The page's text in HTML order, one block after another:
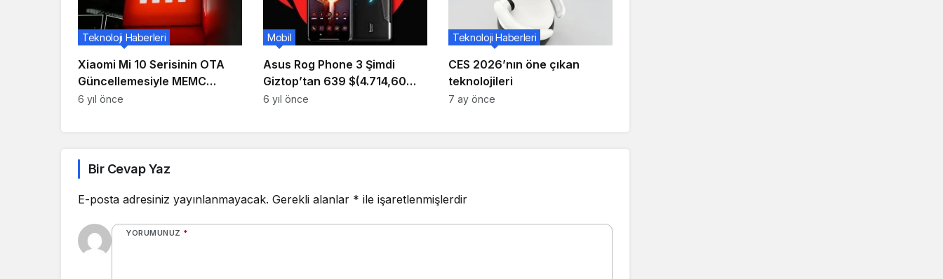
Xiaomi Mi 10 Serisinin OTA
Güncellemesiyle MEMC
Desteği Alması Muhtemel
Teknoloji Haberleri
6 yıl önce
Asus Rog Phone 3 Şimdi
Giztop’tan 639 $(4.714,60
Türk Lirası)
Mobil
6 yıl önce
CES 2026’nın öne çıkan
teknolojileri
Teknoloji Haberleri
7 ay önce
Bir Cevap Yaz
E-posta adresiniz yayınlanmayacak. Gerekli alanlar * ile işaretlenmişlerdir
YORUMUNUZ *